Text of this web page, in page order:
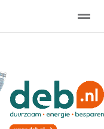
Agenda